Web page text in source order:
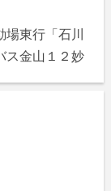
東行「石川
ス金山１２妙